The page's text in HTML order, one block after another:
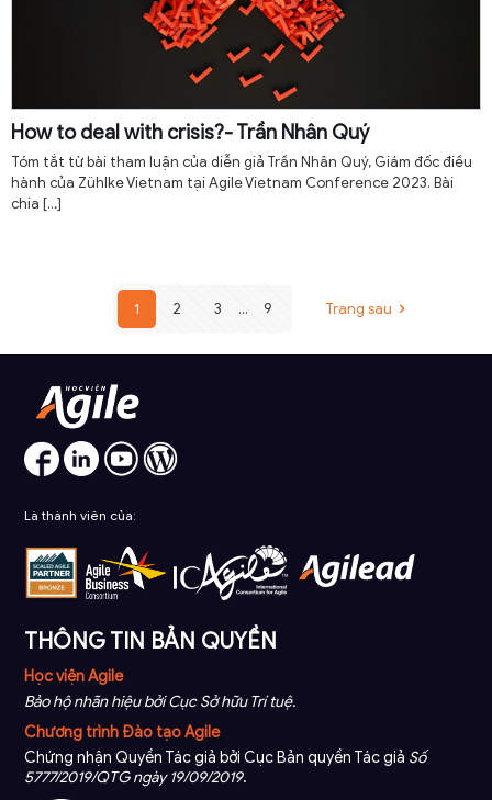
How to deal with crisis?- Trần Nhân Quý
Tóm tắt từ bài tham luận của diễn giả Trần Nhân Quý, Giám đốc điều
hành của Zühlke Vietnam tại Agile Vietnam Conference 2023. Bài
chia […]
1 2 3 ... 9 Trang sau
Là thành viên của:
THÔNG TIN BẢN QUYỀN
Học viện Agile
Bảo hộ nhãn hiệu bởi Cục Sở hữu Trí tuệ.
Chương trình Đào tạo Agile
Chứng nhận Quyền Tác giả bởi Cục Bản quyền Tác giả Số
5777/2019/QTG ngày 19/09/2019.